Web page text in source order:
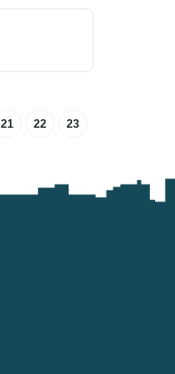
21 22 23